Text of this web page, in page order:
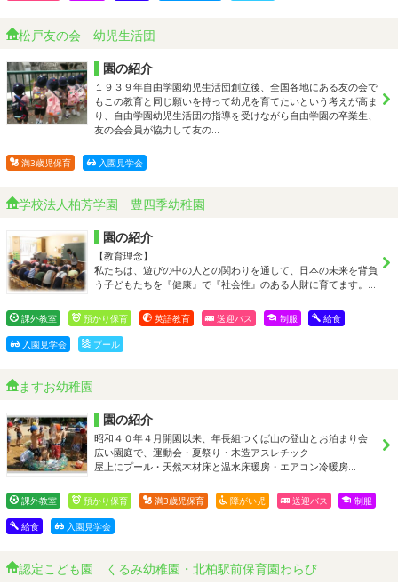
松戸友の会 幼児生活団
園の紹介
１９３９年自由学園幼児生活団創立後、全国各地にある友の会で
もこの教育と同じ願いを持って幼児を育てたいという考えが高ま
り、自由学園幼児生活団の指導を受けながら自由学園の卒業生、
友の会会員が協力して友の…
満3歳児保育 入園見学会
学校法人柏芳学園 豊四季幼稚園
園の紹介
【教育理念】
私たちは、遊びの中の人との関わりを通して、日本の未来を背負
う子どもたちを『健康』で『社会性』のある人財に育てます。…
課外教室 預かり保育 英語教育 送迎バス 制服 給食
入園見学会 プール
ますお幼稚園
園の紹介
昭和４０年４月開園以来、年長組つくば山の登山とお泊まり会
広い園庭で、運動会・夏祭り・木造アスレチック
屋上にプール・天然木材床と温水床暖房・エアコン冷暖房…
課外教室 預かり保育 満3歳児保育 障がい児 送迎バス 制服
給食 入園見学会
認定こども園 くるみ幼稚園・北柏駅前保育園わらび